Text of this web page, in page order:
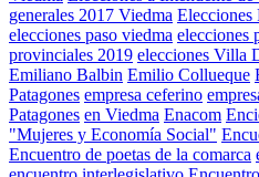
generales 2017 Viedma Elecciones
elecciones paso viedma elecciones
provinciales 2019 elecciones Villa
Emiliano Balbin Emilio Collueque
Patagones empresa ceferino
Patagones en Viedma Enacom
"Mujeres y Economía Social"
Encuentro de poetas de la comarca